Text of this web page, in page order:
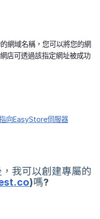
網域名稱，您可以將您的網
店可透過該指定網址被成功
向EasyStore伺服器
我可以創建專屬的
)嗎?